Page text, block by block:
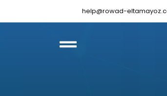
help@rowad-